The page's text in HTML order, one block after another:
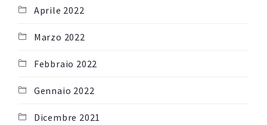
Aprile 2022
Marzo 2022
Febbraio 2022
Gennaio 2022
Dicembre 2021